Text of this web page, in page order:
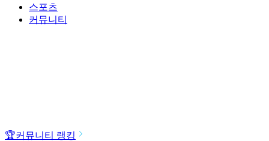
스포츠
커뮤니티
🏆커뮤니티 랭킹